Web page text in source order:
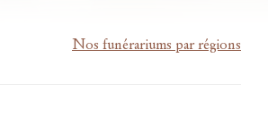
Nos funérariums par régions